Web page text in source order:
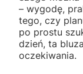
– wygodę,
tego, czy
po prostu
dzień, ta
oczekiwania.